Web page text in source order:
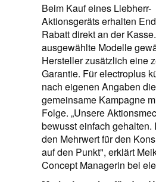
Beim Kauf eines Liebherr-
Aktionsgeräts erhalten
Rabatt direkt an der
ausgewählte Modelle
Hersteller zusätzlich eine
Garantie. Für electroplus
nach eigenen Angaben
gemeinsame Kampagne
Folge. „Unsere
bewusst einfach gehalten.
den Mehrwert für den
auf den Punkt", erklärt
Concept Managerin bei